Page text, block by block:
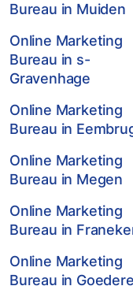
Bureau in Muiden
Online Marketing
Bureau in s-
Gravenhage
Online Marketing
Bureau in
Online Marketing
Bureau in Megen
Online Marketing
Bureau in
Online Marketing
Bureau in